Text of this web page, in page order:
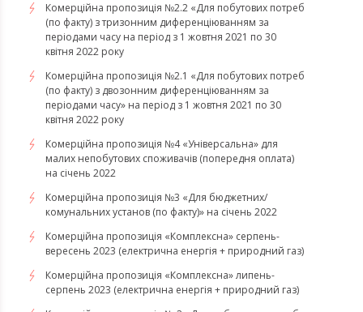
Комерційна пропозиція №2.2 «Для побутових потреб
(по факту) з тризонним диференціюванням за
періодами часу на період з 1 жовтня 2021 по 30
квітня 2022 року
Комерційна пропозиція №2.1 «Для побутових потреб
(по факту) з двозонним диференціюванням за
періодами часу» на період з 1 жовтня 2021 по 30
квітня 2022 року
Комерційна пропозиція №4 «Універсальна» для
малих непобутових споживачів (попередня оплата)
на січень 2022
Комерційна пропозиція №3 «Для бюджетних/
комунальних установ (по факту)» на січень 2022
​​​​​​​Комерційна пропозиція «Комплексна» серпень-
вересень 2023 (електрична енергія + природний газ)
​​​​​​​Комерційна пропозиція «Комплексна» липень-
серпень 2023 (електрична енергія + природний газ)